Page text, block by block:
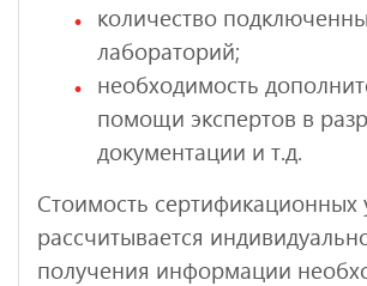
количество
лабораторий;
необходимость
помощи экспертов в
документации и т.д.
Стоимость сертификационных
рассчитывается
получения информации